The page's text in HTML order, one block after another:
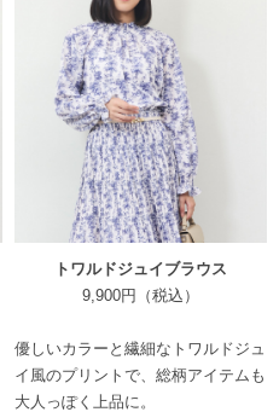
トワルドジュイブラウス
9,900円（税込）
優しいカラーと繊細なトワルドジュ
イ風のプリントで、総柄アイテムも
大人っぽく上品に。